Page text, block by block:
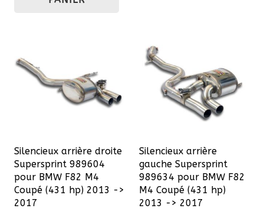
Silencieux arrière droite
Supersprint 989604
pour BMW F82 M4
Coupé (431 hp) 2013 ->
2017
Silencieux arrière
gauche Supersprint
989634 pour BMW F82
M4 Coupé (431 hp)
2013 -> 2017